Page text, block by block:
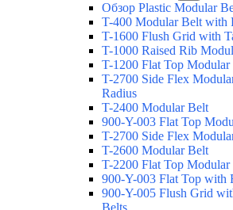
Обзор Plastic Modular
T-400 Modular Belt with
T-1600 Flush Grid with
T-1000 Raised Rib
T-1200 Flat Top Modular
T-2700 Side Flex
Radius
T-2400 Modular Belt
900-Y-003 Flat Top
T-2700 Side Flex
T-2600 Modular Belt
T-2200 Flat Top Modular
900-Y-003 Flat Top with
900-Y-005 Flush Grid